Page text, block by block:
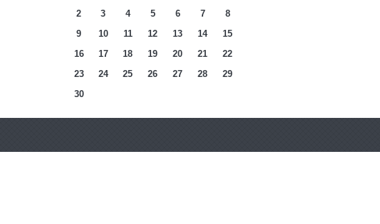
2
3 4 5 6 7
8
9
10 11 12 13 14
15
16
17 18 19 20 21
22
23
24 25 26 27 28
29
30